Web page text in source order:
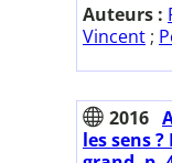
Auteurs :
Vincent ;
2016
les sens